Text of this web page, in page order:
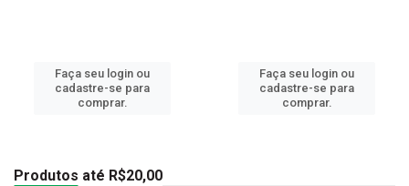
Faça seu login ou
cadastre-se para
comprar.
Faça seu login ou
cadastre-se para
comprar.
Produtos até R$20,00